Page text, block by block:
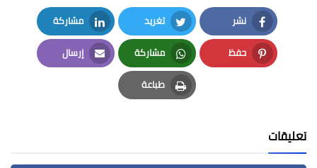
نشر
Facebook
تغريد
Twitter
مشاركة
LinkedIn
حفظ
Pinterest
مشاركة
Whatsapp
إرسال
Email
طباعة
Print
تعليقات